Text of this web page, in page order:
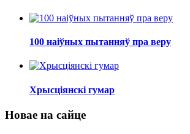
100 наіўных пытанняў пра веру
Хрысціянскі гумар
Новае на сайце